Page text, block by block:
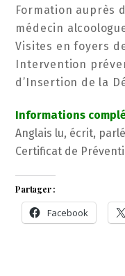
Formation auprès
médecin
Visites en foyers
Intervention
d’Insertion de la
Informations
Anglais lu, écrit,
Certificat de
Partager :
Facebook